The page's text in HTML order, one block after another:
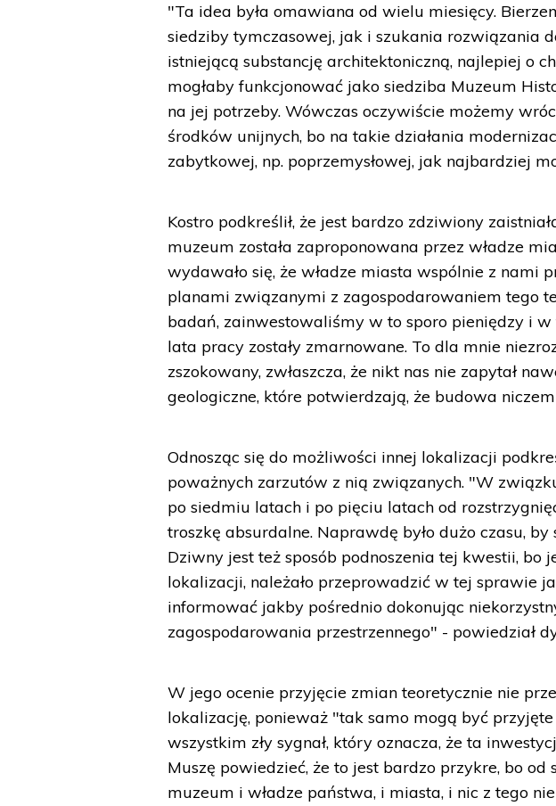
"Ta idea była omawiana od wielu miesięcy.
siedziby tymczasowej, jak i szukania rozwiązania
istniejącą substancję architektoniczną, najlepiej o
mogłaby funkcjonować jako siedziba Muzeum
na jej potrzeby. Wówczas oczywiście możemy
środków unijnych, bo na takie działania
zabytkowej, np. poprzemysłowej, jak najbardziej
Kostro podkreślił, że jest bardzo zdziwiony
muzeum została zaproponowana przez władze
wydawało się, że władze miasta wspólnie z nami
planami związanymi z zagospodarowaniem tego
badań, zainwestowaliśmy w to sporo pieniędzy i
lata pracy zostały zmarnowane. To dla mnie
zszokowany, zwłaszcza, że nikt nas nie zapytał
geologiczne, które potwierdzają, że budowa
Odnosząc się do możliwości innej lokalizacji
poważnych zarzutów z nią związanych. "W
po siedmiu latach i po pięciu latach od
troszkę absurdalne. Naprawdę było dużo czasu,
Dziwny jest też sposób podnoszenia tej kwestii, bo
lokalizacji, należało przeprowadzić w tej sprawie
informować jakby pośrednio dokonując
zagospodarowania przestrzennego" - powiedział
W jego ocenie przyjęcie zmian teoretycznie nie
lokalizację, ponieważ "tak samo mogą być
wszystkim zły sygnał, który oznacza, że ta
Muszę powiedzieć, że to jest bardzo przykre, bo
muzeum i władze państwa, i miasta, i nic z tego